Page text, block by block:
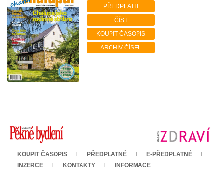
PŘEDPLATIT
ČÍST
KOUPIT ČASOPIS
ARCHIV ČÍSEL
KOUPIT ČASOPIS PŘEDPLATNÉ
E-PŘEDPLATNÉ
INZERCE
KONTAKTY INFORMACE